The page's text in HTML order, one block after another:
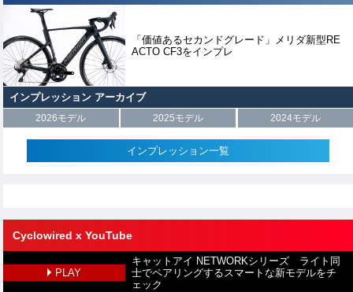
「価値あるセカンドグレード」メリダ新型RE
ACTO CF3をインプレ
インプレッション アーカイブ
2026モデル 2025モデル 2024モデル
インプレッション一覧
Cyclowired x YouTube
PLAY
キャットアイ NETWORKシリーズ ライト同
士でペアリングするスマートな新モデルをチ
ェック